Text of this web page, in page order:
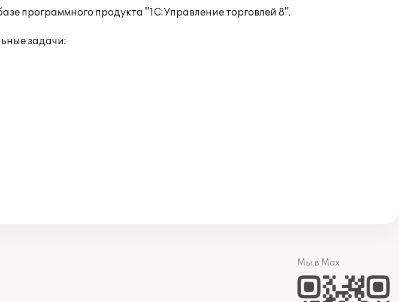
программного продукта "1С:Управление торговлей 8".
задачи:
Мы в Max